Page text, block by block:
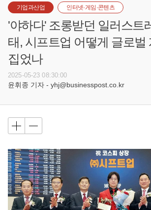
기업과산업 인터넷·게임·콘텐츠
'야하다' 조롱받던 일러스트
태, 시프트업 어떻게 글로벌
집었나
2025-05-23 08:30:00
윤휘종 기자 - yhj@businesspost.co.kr